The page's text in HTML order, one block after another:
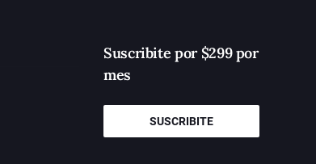
Suscribite por $299 por
mes
SUSCRIBITE